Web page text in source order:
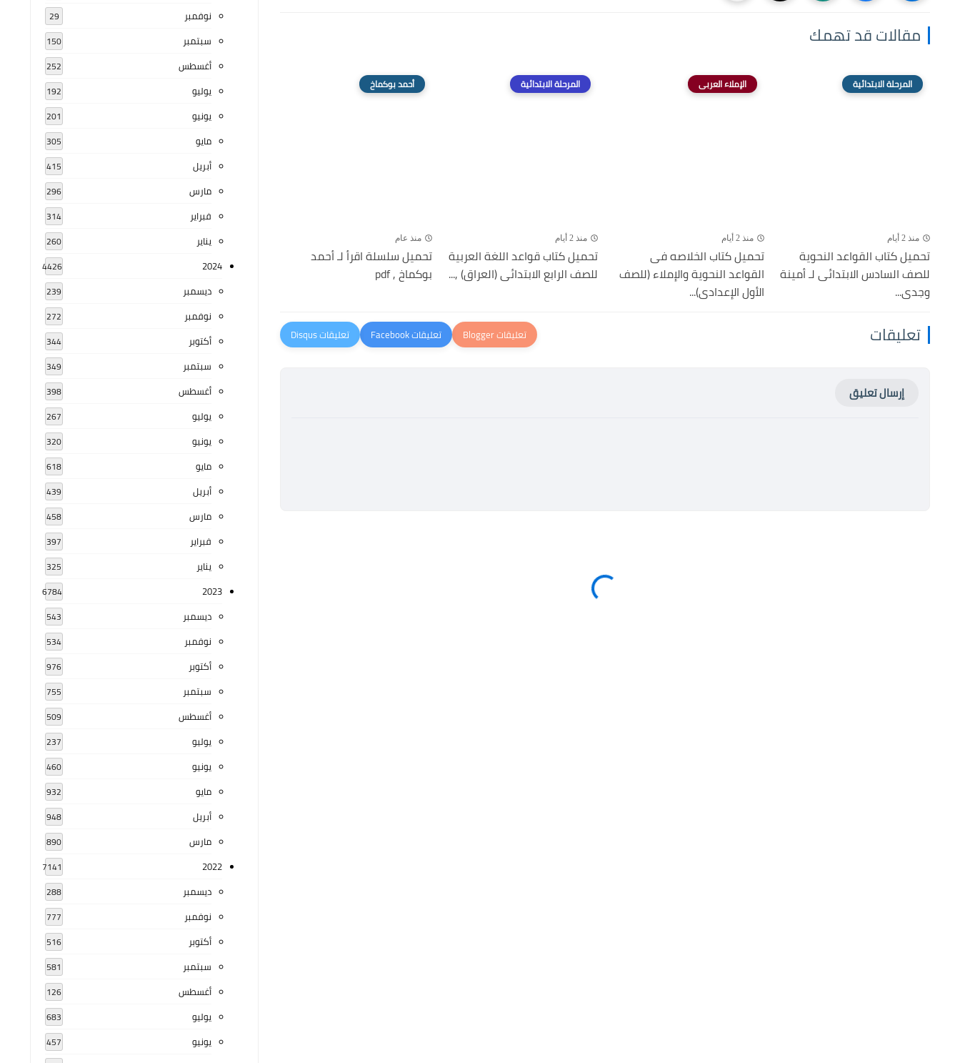
مقالات قد تهمك
المرحلة الابتدائية
منذ 2 أيام
تحميل كتاب القواعد النحوية
للصف السادس الابتدائى لـ أمينة
وجدى...
الإملاء العربى
منذ 2 أيام
تحميل كتاب الخلاصه فى
القواعد النحوية والإملاء (للصف
الأول الإعدادى)...
المرحلة الابتدائية
منذ 2 أيام
تحميل كتاب قواعد اللغة العربية
للصف الرابع الابتدائى (العراق) ,...
أحمد بوكماخ
منذ عام
تحميل سلسلة اقرأ لـ أحمد
بوكماخ , pdf
تعليقات
إرسال تعليق
نوفمبر 29
سبتمبر 150
أغسطس 252
يوليو 192
يونيو 201
مايو 305
أبريل 415
مارس 296
فبراير 314
يناير 260
2024
4426
ديسمبر 239
نوفمبر 272
أكتوبر 344
سبتمبر 349
أغسطس 398
يوليو 267
يونيو 320
مايو 618
أبريل 439
مارس 458
فبراير 397
يناير 325
2023
6784
ديسمبر 543
نوفمبر 534
أكتوبر 976
سبتمبر 755
أغسطس 509
يوليو 237
يونيو 460
مايو 932
أبريل 948
مارس 890
2022
7141
ديسمبر 288
نوفمبر 777
أكتوبر 516
سبتمبر 581
أغسطس 126
يوليو 683
يونيو 457